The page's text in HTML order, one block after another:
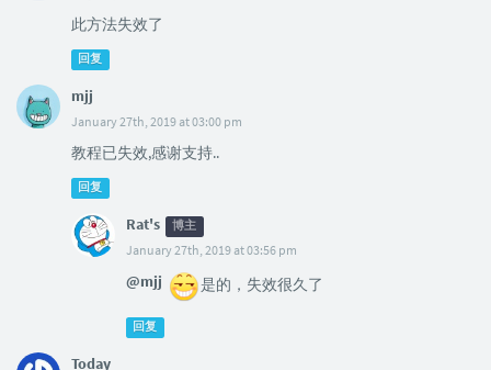
此方法失效了
回复
mjj
January 27th, 2019 at 03:00 pm
教程已失效,感谢支持..
回复
Rat's 博主
January 27th, 2019 at 03:56 pm
@mjj 是的，失效很久了
回复
Today